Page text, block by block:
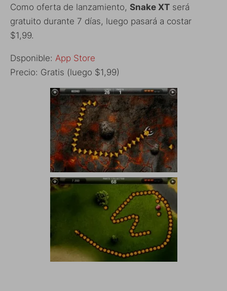
Como oferta de lanzamiento, Snake XT será
gratuito durante 7 días, luego pasará a costar
$1,99.
Dsponible: App Store
Precio: Gratis (luego $1,99)